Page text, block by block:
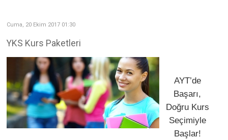
Cuma, 20 Ekim 2017 01:30
YKS Kurs Paketleri
AYT’de
Başarı,
Doğru Kurs
Seçimiyle
Başlar!